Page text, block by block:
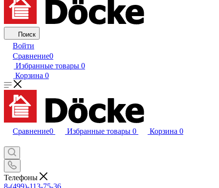
Поиск
Войти
Сравнение0
Избранные товары 0
Корзина 0
Сравнение0 Избранные товары 0 Корзина 0
Телефоны
8-(499)-113-75-36